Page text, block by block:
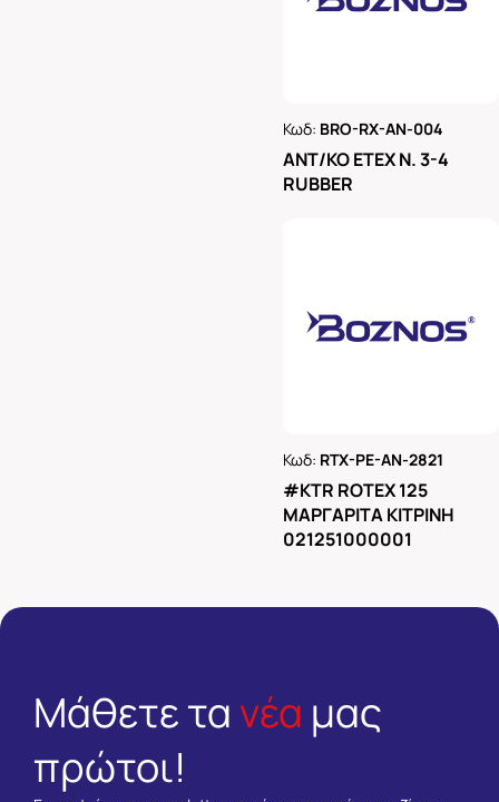
Κωδ: BRO-RX-AN-004
ΑΝΤ/ΚΟ ΕΤΕΧ Ν. 3-4
RUBBER
Κωδ: RTX-PE-AN-2821
#KTR ROTEX 125
ΜΑΡΓΑΡΙΤΑ ΚΙΤΡΙΝΗ
021251000001
Μάθετε τα νέα μας
πρώτοι!